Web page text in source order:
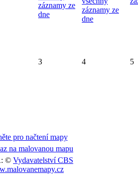
záznamy ze
dne
záznamy ze
dne
3 4 5
pro načtení mapy
© Vydavatelství CBS